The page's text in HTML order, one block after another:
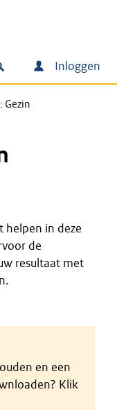
Inloggen
Gezin
helpen in deze
de
resultaat met
en een
Klik